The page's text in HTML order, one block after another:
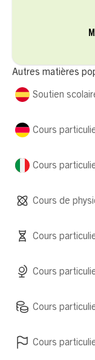
Autres matières
Soutien
Cours
Cours
Cours
Cours
Cours
Cours de
Cours